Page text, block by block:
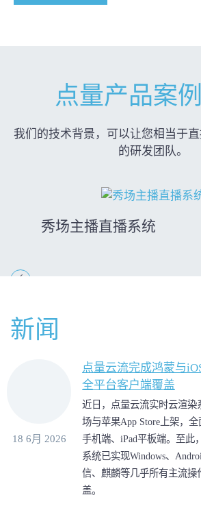
点量产品案
我们的技术背景，可以让您相当于
的研发团队。
秀场主播直播系统
新闻
18 6月 2026
点量云流完成鸿蒙与
全平台客户端覆盖
近日，点量云流实时云渲染
场与苹果App Store上架，
手机端、iPad平板端。至此
系统已实现Windows、
信、麒麟等几乎所有主流操
盖。